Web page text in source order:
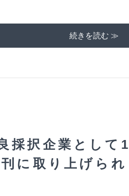
続きを読む ≫
採択企業として
に取り上げられ